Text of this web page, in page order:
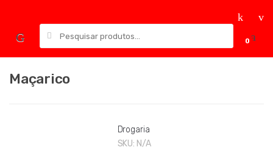
navigation
content
0
Maçarico
Drogaria
SKU: N/A